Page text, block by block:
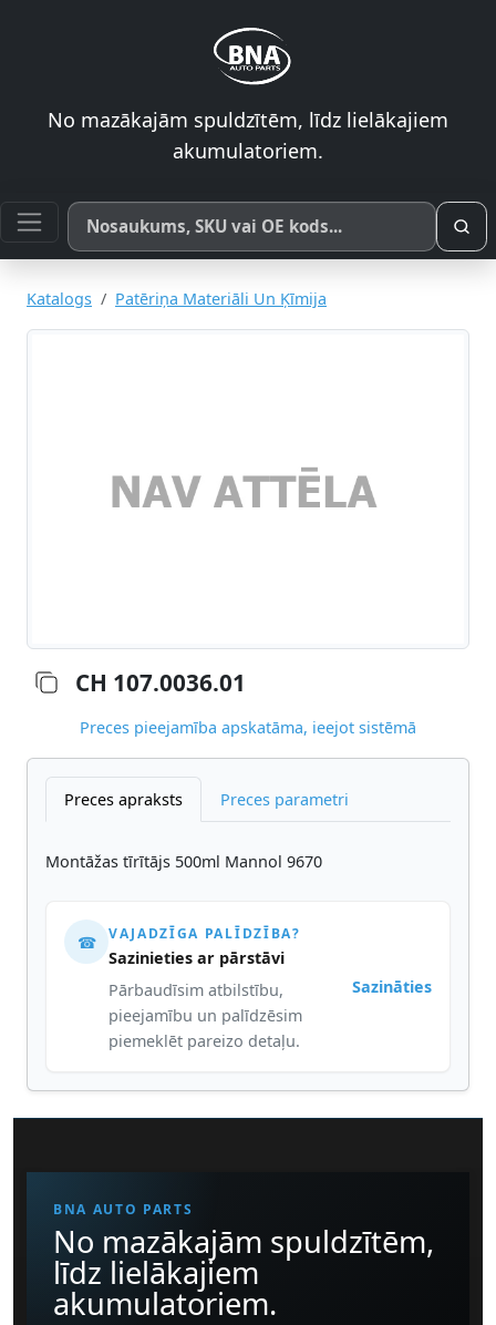
No mazākajām spuldzītēm, līdz lielākajiem
akumulatoriem.
Meklēt pēc produkta nosaukuma, SKU vai OE koda
Katalogs Patēriņa Materiāli Un Ķīmija
CH 107.0036.01
Preces pieejamība apskatāma, ieejot sistēmā
Preces apraksts Preces parametri
Montāžas tīrītājs 500ml Mannol 9670
☎ VAJADZĪGA PALĪDZĪBA?
Sazinieties ar pārstāvi
Pārbaudīsim atbilstību,
pieejamību un palīdzēsim
piemeklēt pareizo detaļu.
Sazināties
BNA AUTO PARTS
No mazākajām spuldzītēm,
līdz lielākajiem
akumulatoriem.